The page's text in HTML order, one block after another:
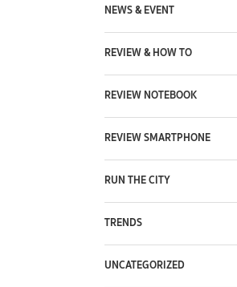
NEWS & EVENT
REVIEW & HOW TO
REVIEW NOTEBOOK
REVIEW SMARTPHONE
RUN THE CITY
TRENDS
UNCATEGORIZED